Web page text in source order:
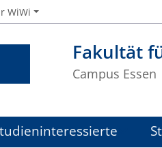
Fakultät
Campus Essen
WiWi